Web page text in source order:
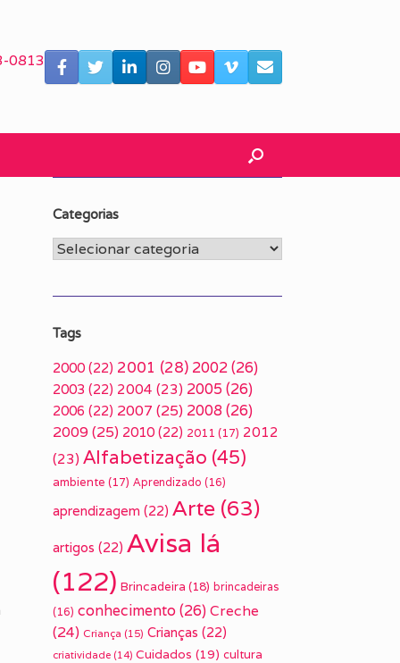
0813
Categorias
Categorias
Tags
2000 (22) 2001 (28) 2002(26)
2003 (22) 2004 (23) 2005 (26)
2006 (22) 2007 (25) 2008(26)
2009(25) 2010 (22) 2011 (17) 2012
(23) Alfabetização (45)
ambiente (17) Aprendizado (16)
aprendizagem (22) Arte (63)
artigos (22) Avisa lá
(122) Brincadeira (18) brincadeiras
(16) conhecimento(26) Creche
(24) Criança (15) Crianças (22)
criatividade (14) Cuidados (19) cultura